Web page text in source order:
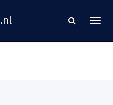
.nl